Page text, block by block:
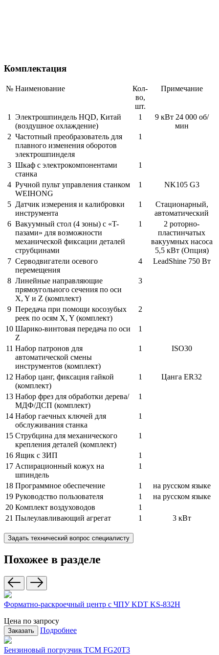
Комплектация
№ Наименование
Кол-
во,
шт.
Примечание
1
Электрошпиндель HQD, Китай
(воздушное охлаждение)
1
9 кВт 24 000 об/
мин
2 Частотный преобразователь для
плавного изменения оборотов
электрошпинделя
1
3 Шкаф с электрокомпонентами
станка
1
4 Ручной пульт управления станком
WEIHONG
1 NK105 G3
5 Датчик измерения и калибровки
инструмента
1
Стационарный,
автоматический
6 Вакуумный стол (4 зоны) с «T-
пазами» для возможности
механической фиксации деталей
струбцинами
1
2 роторно-
пластинчатых
вакуумных насоса
5,5 кВт (Опция)
7 Серводвигатели осевого
перемещения
4 LeadShine 750 Вт
8 Линейные направляющие
прямоугольного сечения по оси
X, Y и Z (комплект)
3
9 Передача при помощи косозубых
реек по осям X, Y (комплект)
2
10 Шарико-винтовая передача по оси
Z
1
11 Набор патронов для
автоматической смены
инструментов (комплект)
1 ISO30
12 Набор цанг, фиксация гайкой
(комплект)
1 Цанга ER32
13 Набор фрез для обработки дерева/
МДФ/ДСП (комплект)
1
14 Набор гаечных ключей для
обслуживания станка
1
15 Струбцина для механического
крепления деталей (комплект)
1
16 Ящик с ЗИП
1
17 Аспирационный кожух на
шпиндель
1
18 Программное обеспечение 1
на русском языке
19 Руководство пользователя 1
на русском языке
20 Комплект воздуховодов
1
21 Пылеулавливающий агрегат 1 3 кВт
Задать технический вопрос специалисту
Похожее в разделе
Форматно-раскроечный центр с ЧПУ KDT KS-832H
Цена по запросу
Заказать Подробнее
Бензиновый погрузчик TCM FG20T3